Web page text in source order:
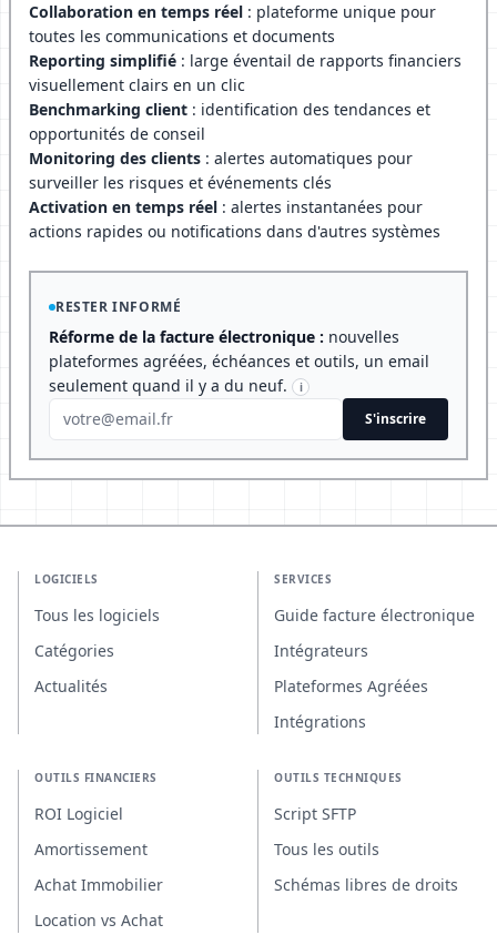
Collaboration en temps réel : plateforme unique pour
toutes les communications et documents
Reporting simplifié : large éventail de rapports financiers
visuellement clairs en un clic
Benchmarking client : identification des tendances et
opportunités de conseil
Monitoring des clients : alertes automatiques pour
surveiller les risques et événements clés
Activation en temps réel : alertes instantanées pour
actions rapides ou notifications dans d'autres systèmes
RESTER INFORMÉ
Réforme de la facture électronique : nouvelles
plateformes agréées, échéances et outils, un email
seulement quand il y a du neuf.
i
S'inscrire
LOGICIELS
Tous les logiciels
Catégories
Actualités
SERVICES
Guide facture électronique
Intégrateurs
Plateformes Agréées
Intégrations
OUTILS FINANCIERS
ROI Logiciel
Amortissement
Achat Immobilier
Location vs Achat
OUTILS TECHNIQUES
Script SFTP
Tous les outils
Schémas libres de droits